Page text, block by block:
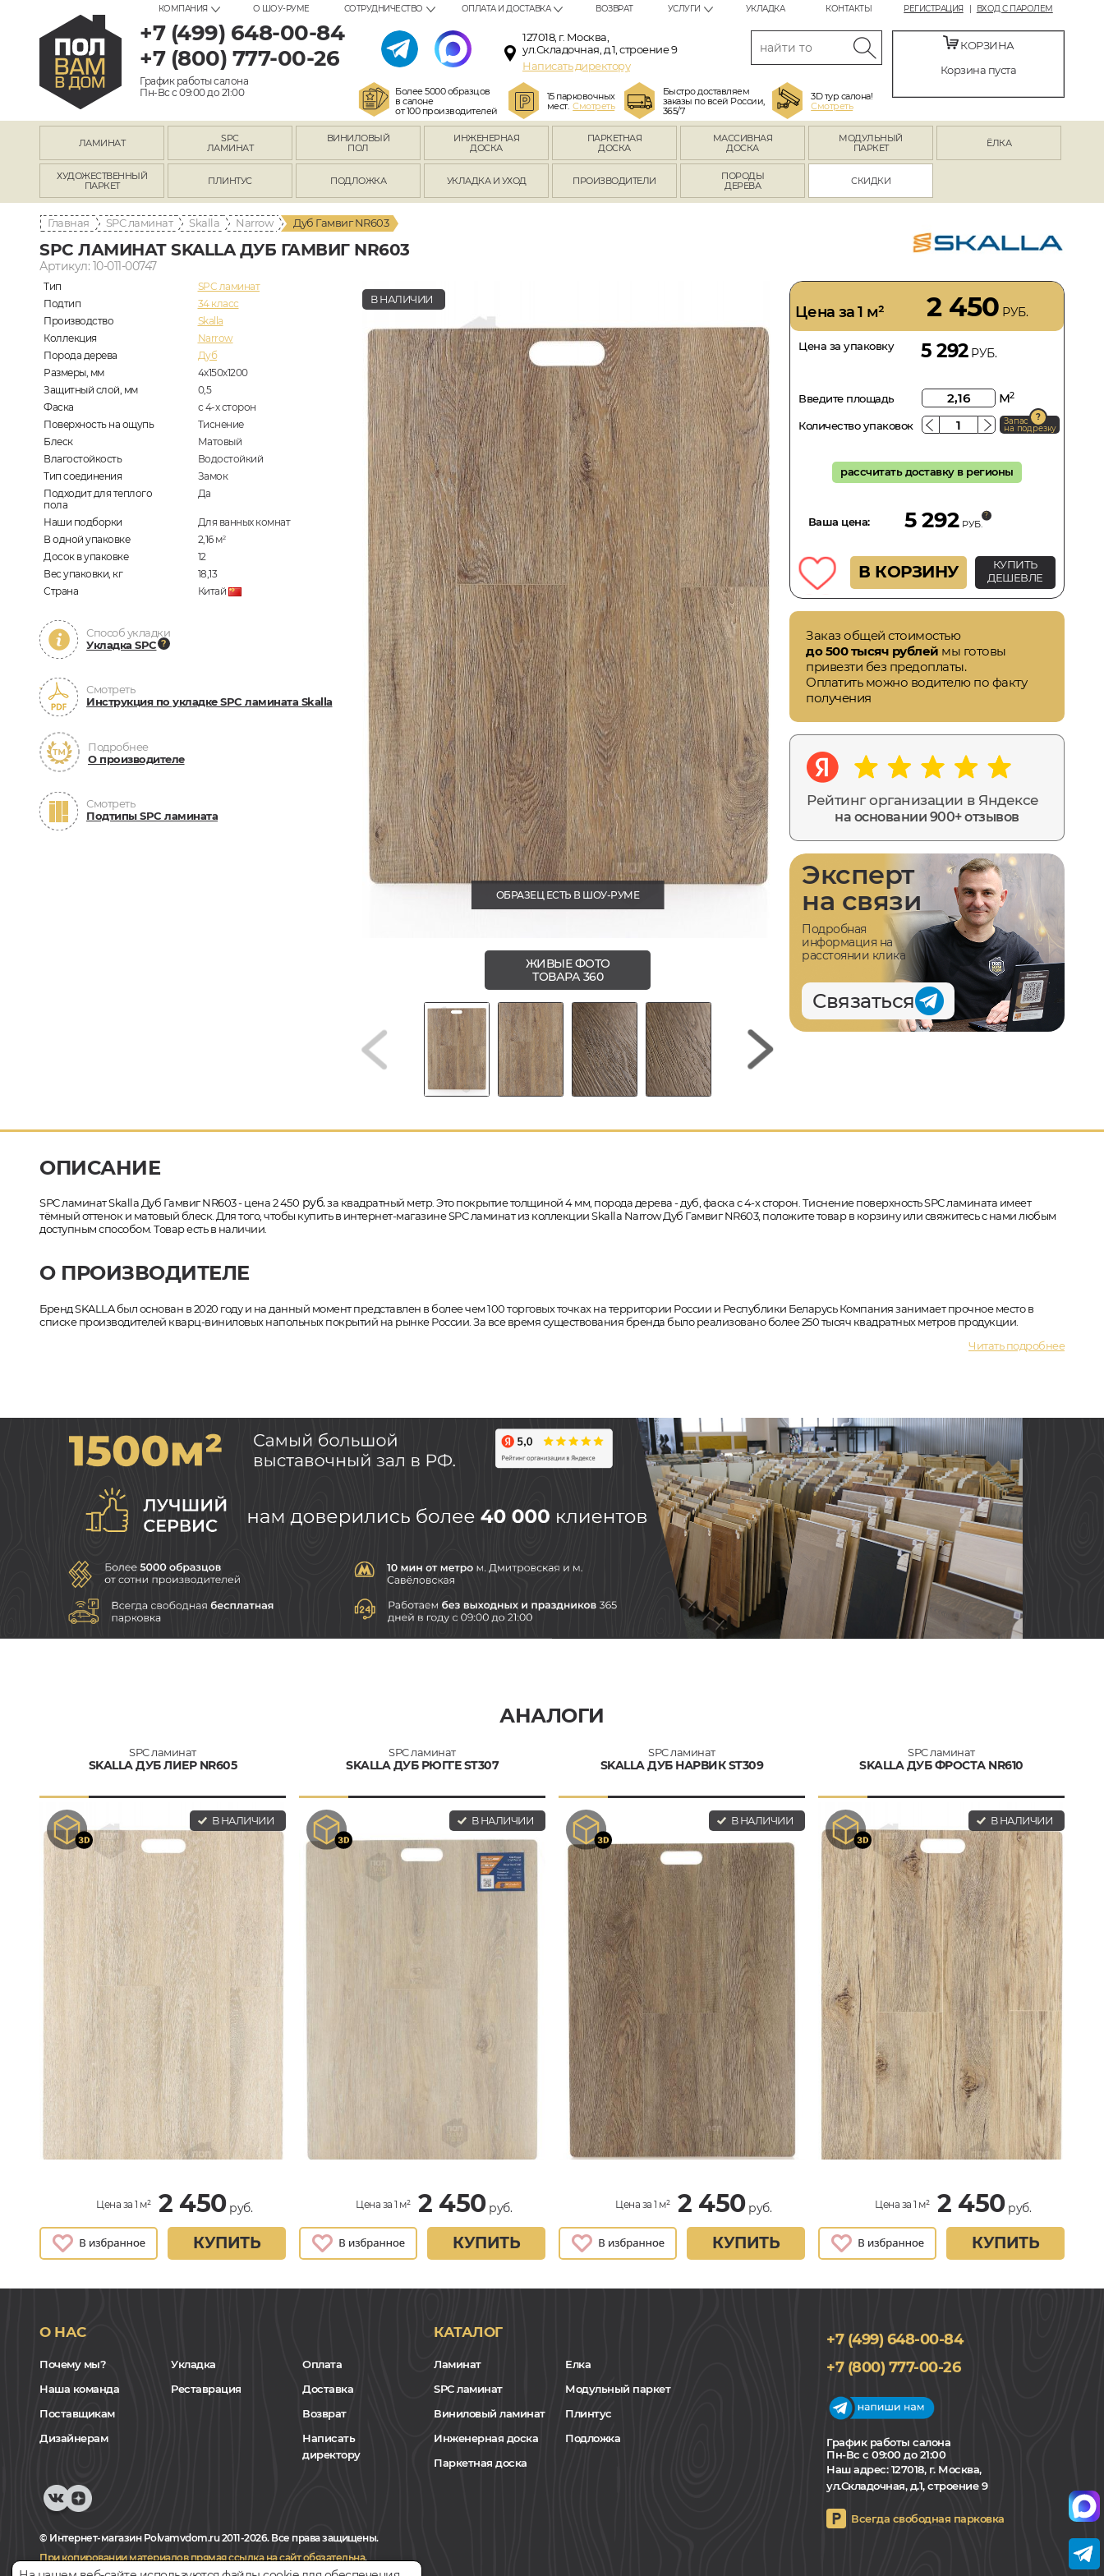
РЕГИСТРАЦИЯ ВХОД С ПАРОЛЕМ
КОМПАНИЯ О ШОУ-РУМЕ СОТРУДНИЧЕСТВО ОПЛАТА И ДОСТАВКА ВОЗВРАТ УСЛУГИ УКЛАДКА КОНТАКТЫ
+7 (499) 648-00-84
+7 (800) 777-00-26
График работы салона
Пн-Вс с 09:00 до 21:00
127018, г. Москва,
ул.Складочная, д.1, строение 9
Написать директору
Более 5000 образцов
в салоне
от 100 производителей
15 парковочных
мест.Смотреть
Быстро доставляем
заказы по всей России,
365/7
3D тур салона!
Смотреть
КОРЗИНА
Корзина пуста
ЛАМИНАТ
SPC
ЛАМИНАТ
ВИНИЛОВЫЙ
ПОЛ
ИНЖЕНЕРНАЯ
ДОСКА
ПАРКЕТНАЯ
ДОСКА
МАССИВНАЯ
ДОСКА
МОДУЛЬНЫЙ
ПАРКЕТ
ЁЛКА
ХУДОЖЕСТВЕННЫЙ
ПАРКЕТ
ПЛИНТУС ПОДЛОЖКА УКЛАДКА И УХОД ПРОИЗВОДИТЕЛИ
ПОРОДЫ
ДЕРЕВА
СКИДКИ
Главная SPC ламинат Skalla Narrow Дуб Гамвиг NR603
SPC ЛАМИНАТ SKALLA ДУБ ГАМВИГ NR603
Артикул: 10-011-00747
Тип
SPC ламинат
Подтип
34 класс
Производство
Skalla
Коллекция
Narrow
Порода дерева
Дуб
Размеры, мм
4х150х1200
Защитный слой, мм
0,5
Фаска
с 4-х сторон
Поверхность на ощупь
Тиснение
Блеск
Матовый
Влагостойкость
Водостойкий
Тип соединения
Замок
Подходит для теплого
пола
Да
Наши подборки
Для ванных комнат
В одной упаковке
2,16 м2
Досок в упаковке
12
Вес упаковки, кг
18,13
Страна
Китай
Способ укладки
Укладка SPC
Смотреть
Инструкция по укладке SPC ламината Skalla
Подробнее
О производителе
Смотреть
Подтипы SPC ламината
В НАЛИЧИИ
ОБРАЗЕЦ ЕСТЬ В ШОУ-РУМЕ
ЖИВЫЕ ФОТО
ТОВАРА 360
Цена за 1 м² 2 450 РУБ.
Цена за упаковку 5 292РУБ.
Введите площадь м2
Количество упаковок Запас
на подрезку
рассчитать доставку в регионы
Ваша цена: 5 292 РУБ.
В КОРЗИНУ
КУПИТЬ
ДЕШЕВЛЕ
Заказ общей стоимостью
до 500 тысяч рублей мы готовы
привезти без предоплаты.
Оплатить можно водителю по факту
получения
Рейтинг организации в Яндексе
на основании 900+ отзывов
Эксперт
на связи
Подробная
информация на
расстоянии клика
Связаться
ОПИСАНИЕ
SPC ламинат Skalla Дуб Гамвиг NR603 - цена 2 450 руб.за квадратный метр. Это покрытие толщиной 4 мм, порода дерева - дуб, фаска с 4-х сторон. Тиснение поверхность SPC ламината имеет
тёмный оттенок и матовый блеск. Для того, чтобы купить в интернет-магазине SPC ламинат из коллекции Skalla Narrow Дуб Гамвиг NR603, положите товар в корзину или свяжитесь с нами любым
доступным способом. Товар есть в наличии.
О ПРОИЗВОДИТЕЛЕ
Бренд SKALLA был основан в 2020 году и на данный момент представлен в более чем 100 торговых точках на территории России и Республики Беларусь Компания занимает прочное место в
списке производителей кварц-виниловых напольных покрытий на рынке России. За все время существования бренда было реализовано более 250 тысяч квадратных метров продукции.
Читать подробнее
АНАЛОГИ
SPC ламинат
SKALLA ДУБ ЛИЕР NR605
В НАЛИЧИИ
Цена за 1 м² 2 450руб.
КУПИТЬ
SPC ламинат
SKALLA ДУБ РЮГГЕ ST307
В НАЛИЧИИ
Цена за 1 м² 2 450руб.
КУПИТЬ
SPC ламинат
SKALLA ДУБ НАРВИК ST309
В НАЛИЧИИ
Цена за 1 м² 2 450руб.
КУПИТЬ
SPC ламинат
SKALLA ДУБ ФРОСТА NR610
В НАЛИЧИИ
Цена за 1 м² 2 450руб.
КУПИТЬ
О НАС
Почему мы?
Наша команда
Поставщикам
Дизайнерам
Укладка
Реставрация
Оплата
Доставка
Возврат
Написать
директору
КАТАЛОГ
Ламинат
SPC ламинат
Виниловый ламинат
Инженерная доска
Паркетная доска
Елка
Модульный паркет
Плинтус
Подложка
+7 (499) 648-00-84
+7 (800) 777-00-26
График работы салона
Пн-Вс с 09:00 до 21:00
Наш адрес:127018, г. Москва,
ул.Складочная, д.1, строение 9
Всегда свободная парковка
© Интернет-магазин Polvamvdom.ru 2011-2026. Все права защищены.
При копировании материалов прямая ссылка на сайт обязательна.